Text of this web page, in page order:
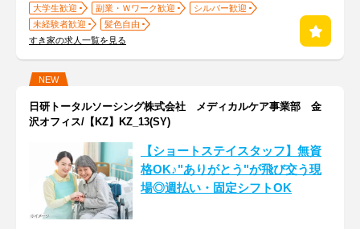
大学生歓迎 副業・Ｗワーク歓迎
シルバー歓迎
未経験者歓迎
髪色自由
すき家の求人一覧を見る
NEW
日研トータルソーシング株式会社 メディカルケア事業部 金
沢オフィス/【KZ】KZ_13(SY)
【ショートステイスタッフ】無資
格OK♪"ありがとう"が飛び交う現
場◎週払い・固定シフトOK